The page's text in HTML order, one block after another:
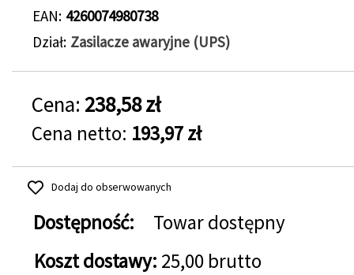
EAN 4260074980738
Dział Zasilacze awaryjne (UPS)
Cena: 238,58 zł
Cena netto: 193,97 zł
Dodaj do obserwowanych
Dostępność:
Towar dostępny
Koszt dostawy: 25,00 brutto